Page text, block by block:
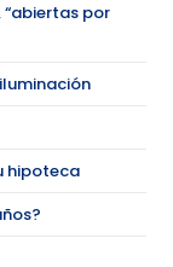
“abiertas por
hipoteca